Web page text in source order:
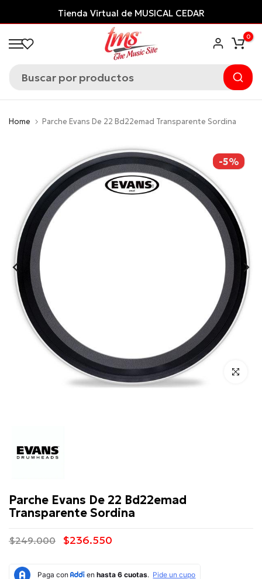
al
contenido
Tienda Virtual de MUSICAL CEDAR
0
Home Parche Evans De 22 Bd22emad Transparente Sordina
-5%
Click para
Parche Evans De 22 Bd22emad
Transparente Sordina
$249.000 $236.550